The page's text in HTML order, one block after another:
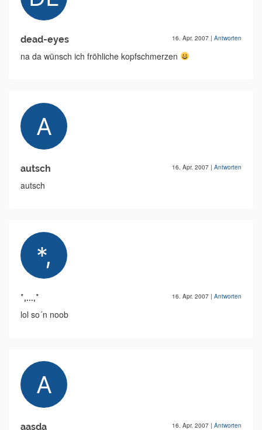
dead-eyes 16. Apr. 2007 | Antworten
na da wünsch ich fröhliche kopfschmerzen
autsch 16. Apr. 2007 | Antworten
autsch
*,...,* 16. Apr. 2007 | Antworten
lol so´n noob
aasda 16. Apr. 2007 | Antworten